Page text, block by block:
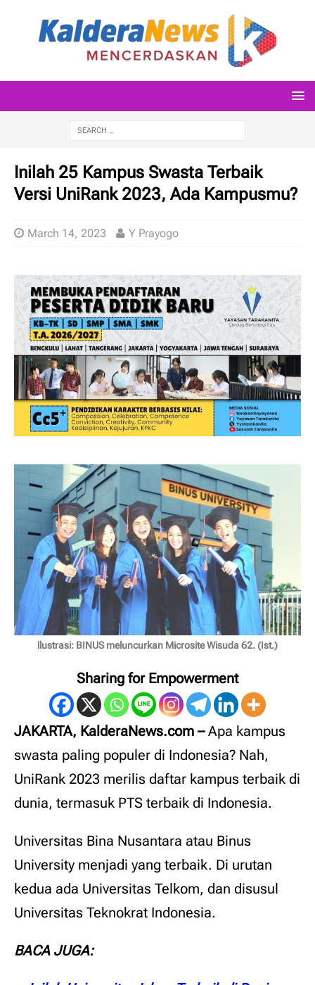
Inilah 25 Kampus Swasta Terbaik
Versi UniRank 2023, Ada Kampusmu?
March 14, 2023 Y Prayogo
llustrasi: BINUS meluncurkan Microsite Wisuda 62. (Ist.)
Sharing for Empowerment
JAKARTA, KalderaNews.com –Apa kampus
swasta paling populer di Indonesia? Nah,
UniRank 2023 merilis daftar kampus terbaik di
dunia, termasuk PTS terbaik di Indonesia.
Universitas Bina Nusantara atau Binus
University menjadi yang terbaik. Di urutan
kedua ada Universitas Telkom, dan disusul
Universitas Teknokrat Indonesia.
BACA JUGA: